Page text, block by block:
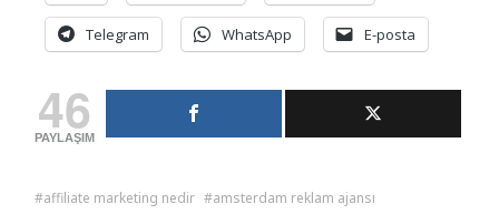
Telegram WhatsApp E-posta
46
PAYLAŞIM
affiliate marketing nedir
amsterdam reklam ajansı